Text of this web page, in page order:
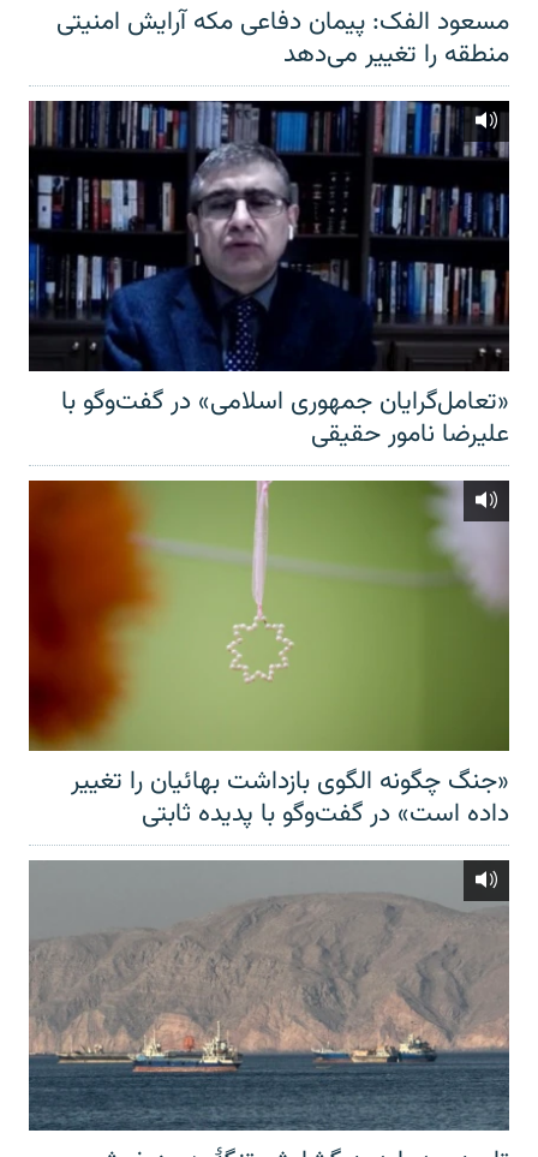
مسعود الفک: پیمان دفاعی مکه آرایش امنیتی
منطقه را تغییر می‌دهد
«تعامل‌گرایان جمهوری اسلامی» در گفت‌وگو با
علیرضا نامور حقیقی
«جنگ چگونه الگوی بازداشت بهائیان را تغییر
داده است» در گفت‌وگو با پدیده ثابتی